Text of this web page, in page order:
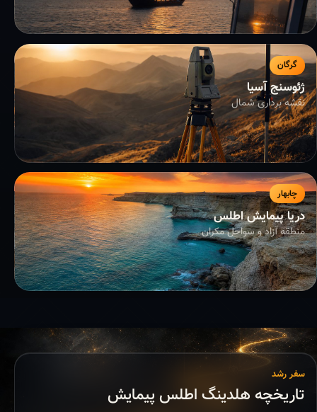
گرگان
ژئوسنج آسیا
نقشه برداری شمال
چابهار
دریا پیمایش اطلس
منطقه آزاد و سواحل مکران
سفر رشد
تاریخچه هلدینگ اطلس پیمایش